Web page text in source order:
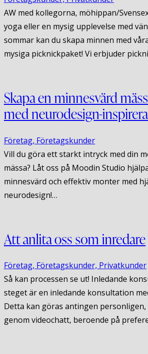
AW med kollegorna, möhippan/
yoga eller en mysig upplevelse med
sommar kan du skapa minnen med
mysiga picknickpaket! Vi erbjuder
Skapa en minnesvärd
med neurodesign-
Företag, Företagskunder
Vill du göra ett starkt intryck med din
mässa? Låt oss på Moodin Studio
minnesvärd och effektiv monter med
neurodesign!…
Att anlita oss som inredare
Företag, Företagskunder, Privatkunder
Så kan processen se ut! Inledande
steget är en inledande konsultation
Detta kan göras antingen
genom videochatt, beroende på